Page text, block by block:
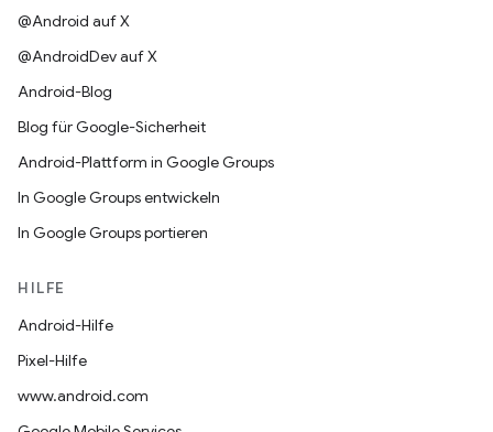
@Android auf X
@AndroidDev auf X
Android-Blog
Blog für Google-Sicherheit
Android-Plattform in Google Groups
In Google Groups entwickeln
In Google Groups portieren
HILFE
Android-Hilfe
Pixel-Hilfe
www.android.com